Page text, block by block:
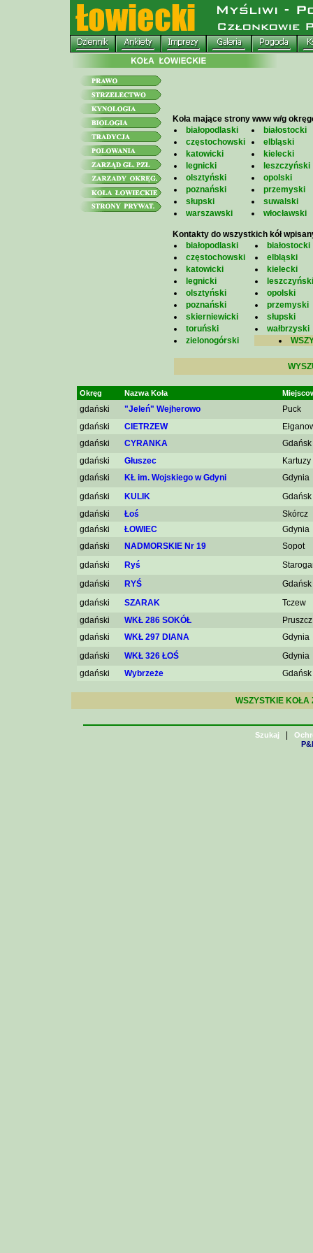
Koła mające strony www w/g
białopodlaski
białostocki
częstochowski
elbląski
katowicki
kielecki
legnicki
leszczyński
olsztyński
opolski
poznański
przemyski
słupski
suwalski
warszawski
włocławski
Kontakty do wszystkich kół
białopodlaski
białostocki
częstochowski
elbląski
katowicki
kielecki
legnicki
leszczyński
olsztyński
opolski
poznański
przemyski
skierniewicki
słupski
toruński
wałbrzyski
zielonogórski
Okręg Nazwa Koła
gdański "Jeleń" Wejherowo
Puck
gdański
CIETRZEW
gdański
CYRANKA
Gdańsk
gdański
Głuszec
Kartuzy
gdański
KŁ im. Wojskiego w Gdyni
Gdynia
gdański
KULIK
Gdańsk
gdański
Łoś
Skórcz
gdański
ŁOWIEC
Gdynia
gdański
NADMORSKIE Nr 19
Sopot
gdański
Ryś
gdański
RYŚ
Gdańsk
gdański
SZARAK
Tczew
gdański
WKŁ 286 SOKÓŁ
gdański
WKŁ 297 DIANA
Gdynia
gdański
WKŁ 326 ŁOŚ
Gdynia
gdański
Wybrzeże Gdańsk
WSZYSTKIE KOŁA
Szukaj